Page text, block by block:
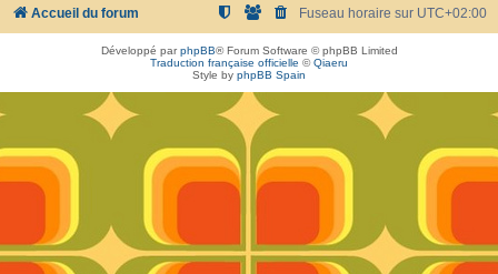
h
r
Accueil du forum Fuseau horaire sur UTC+02:00
Développé parphpBB® Forum Software © phpBB Limited
Traduction française officielle ©Qiaeru
Style by phpBB Spain